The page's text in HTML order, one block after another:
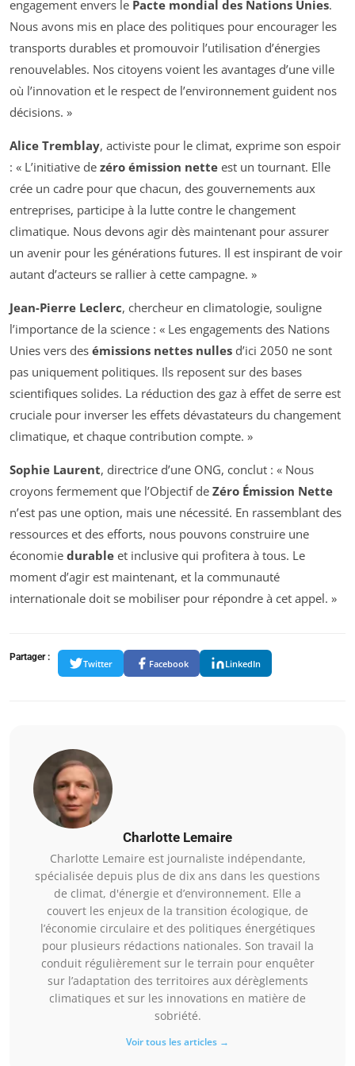
engagement envers le Pacte mondial des Nations Unies.
Nous avons mis en place des politiques pour encourager les
transports durables et promouvoir l’utilisation d’énergies
renouvelables. Nos citoyens voient les avantages d’une ville
où l’innovation et le respect de l’environnement guident nos
décisions. »
Alice Tremblay, activiste pour le climat, exprime son espoir
: « L’initiative de zéro émission nette est un tournant. Elle
crée un cadre pour que chacun, des gouvernements aux
entreprises, participe à la lutte contre le changement
climatique. Nous devons agir dès maintenant pour assurer
un avenir pour les générations futures. Il est inspirant de voir
autant d’acteurs se rallier à cette campagne. »
Jean-Pierre Leclerc, chercheur en climatologie, souligne
l’importance de la science : « Les engagements des Nations
Unies vers des émissions nettes nulles d’ici 2050 ne sont
pas uniquement politiques. Ils reposent sur des bases
scientifiques solides. La réduction des gaz à effet de serre est
cruciale pour inverser les effets dévastateurs du changement
climatique, et chaque contribution compte. »
Sophie Laurent, directrice d’une ONG, conclut : « Nous
croyons fermement que l’Objectif de Zéro Émission Nette
n’est pas une option, mais une nécessité. En rassemblant des
ressources et des efforts, nous pouvons construire une
économie durable et inclusive qui profitera à tous. Le
moment d’agir est maintenant, et la communauté
internationale doit se mobiliser pour répondre à cet appel. »
Partager :
Twitter Facebook LinkedIn
Charlotte Lemaire
Charlotte Lemaire est journaliste indépendante,
spécialisée depuis plus de dix ans dans les questions
de climat, d'énergie et d’environnement. Elle a
couvert les enjeux de la transition écologique, de
l’économie circulaire et des politiques énergétiques
pour plusieurs rédactions nationales. Son travail la
conduit régulièrement sur le terrain pour enquêter
sur l’adaptation des territoires aux dérèglements
climatiques et sur les innovations en matière de
sobriété.
Voir tous les articles →